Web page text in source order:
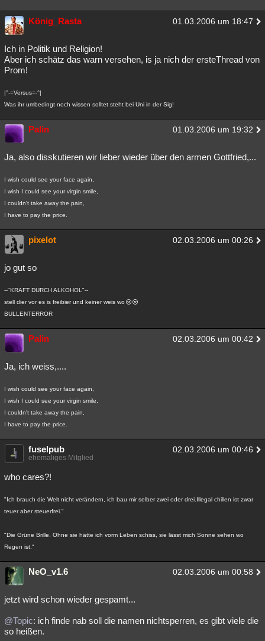
König_Rasta 01.03.2006 um 18:47
Ich in Politik und Religion!
Aber ich schätz das warn versehen, is ja nich der ersteThread von
Prom!
|°-=Versus=-°|
Was ihr umbedingt noch wissen solltet steht bei Uni in der Sig!
Palin 01.03.2006 um 19:32
Ja, also disskutieren wir lieber wieder über den armen Gottfried,...
I wish could see your face again,
I wish I could see your virgin smile,
I couldn't take away the pain,
I have to pay the price.
pixelot 02.03.2006 um 00:26
jo gut so
--"KRAFT DURCH ALKOHOL"--
stell dier vor es is freibier und keiner weis wo
BULLENTERROR
Palin 02.03.2006 um 00:42
Ja, ich weiss,....
I wish could see your face again,
I wish I could see your virgin smile,
I couldn't take away the pain,
I have to pay the price.
fuselpub 02.03.2006 um 00:46
ehemaliges Mitglied
who cares?!
"Ich brauch die Welt nicht verändern, ich bau mir selber zwei oder drei.Illegal chillen ist zwar
teuer aber steuerfrei."
"Die Grüne Brille. Ohne sie hätte ich vorm Leben schiss, sie lässt mich Sonne sehen wo
Regen ist."
NeO_v1.6 02.03.2006 um 00:58
jetzt wird schon wieder gespamt...
@Topic: ich finde nab soll die namen nichtsperren, es gibt viele die
so heißen.